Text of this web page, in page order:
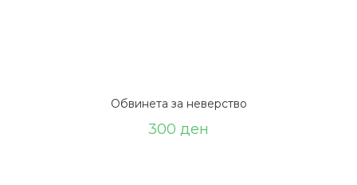
Обвинета за неверство
300 ден